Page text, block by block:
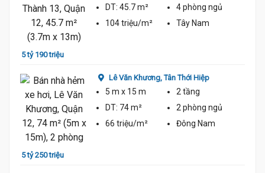
5 tỷ 190 triệu
DT: 45.7 m² 4 phòng ngủ
104 triệu/m²
Tây Nam
5 tỷ 250 triệu
Lê Văn Khương,Tân Thới Hiệp
5 m x 15 m
2 tầng
DT: 74 m² 2 phòng ngủ
66 triệu/m²
Đông Nam